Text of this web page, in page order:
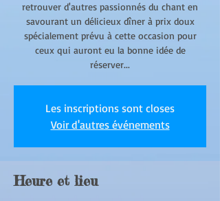
retrouver d'autres passionnés du chant en
savourant un délicieux dîner à prix doux
spécialement prévu à cette occasion pour
ceux qui auront eu la bonne idée de
réserver...
Les inscriptions sont closes
Voir d'autres événements
Heure et lieu